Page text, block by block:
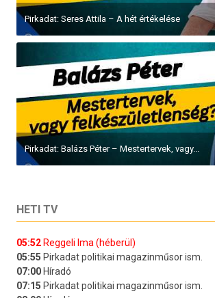
Pirkadat: Seres Attila – A hét értékelése
Pirkadat: Balázs Péter – Mestertervek, vagy...
HETI TV